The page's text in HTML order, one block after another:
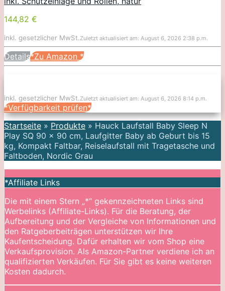
144,82 €
inkl. gesetzlicher MwSt.Zuletzt aktualisiert am: August 6, 2026 2:38 p.m.
Details*Zu Amazon *
inkl. gesetzlicher MwSt.Zuletzt aktualisiert am: August 6, 2026 8:14 p.m.
*Verfügbarkeit prüfen*
Startseite » Produkte » Hauck Laufstall Baby Sleep N
Play SQ 90 x 90 cm, Laufgitter Baby ab Geburt bis 15
kg, Kompakt Faltbar, Reiselaufstall mit Tragetasche und
Faltboden, Nordic Grau
*Affiliate Links
Die mit einem Stern „*“ gekennzeichneten Links sind
Werbelinks (Affiliate-Links). Für die Beratung, der
Aufbereitung und der Vergleiche von Informationen und
den Ratgeberbeiträgen unterstützen wir Ihre
Kaufentscheidung. Dafür erhalten wir vom Shop eine
Verkaufsprovision. Als Amazon-Partner verdiene ich an
qualifizierten Verkäufen. Für Sie gibt es keine weiteren
Kosten dadurch.